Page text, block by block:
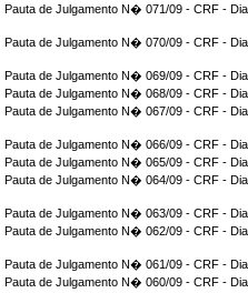
Pauta de Julgamento N� 071/09 - CRF -
Pauta de Julgamento N� 070/09 - CRF -
Pauta de Julgamento N� 069/09 - CRF -
Pauta de Julgamento N� 068/09 - CRF -
Pauta de Julgamento N� 067/09 - CRF -
Pauta de Julgamento N� 066/09 - CRF -
Pauta de Julgamento N� 065/09 - CRF -
Pauta de Julgamento N� 064/09 - CRF -
Pauta de Julgamento N� 063/09 - CRF -
Pauta de Julgamento N� 062/09 - CRF -
Pauta de Julgamento N� 061/09 - CRF -
Pauta de Julgamento N� 060/09 - CRF -